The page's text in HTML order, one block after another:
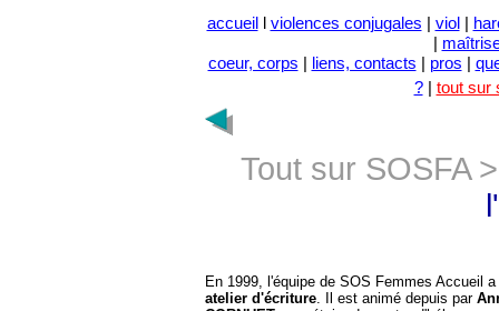
accueill violences conjugales | viol|
|
coeur, corps | liens, contacts | pros |
?| tout sur
Tout sur SOSFA
En 1999, l'équipe de SOS Femmes Accueil a
atelier d'écriture. Il est animé depuis par